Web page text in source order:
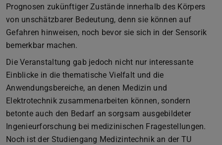
Prognosen zukünftiger Zustände innerhalb des Körpers
von unschätzbarer Bedeutung, denn sie können auf
Gefahren hinweisen, noch bevor sie sich in der Sensorik
bemerkbar machen.
Die Veranstaltung gab jedoch nicht nur interessante
Einblicke in die thematische Vielfalt und die
Anwendungsbereiche, an denen Medizin und
Elektrotechnik zusammenarbeiten können, sondern
betonte auch den Bedarf an sorgsam ausgebildeter
Ingenieurforschung bei medizinischen Fragestellungen.
Noch ist der Studiengang Medizintechnik an der TU